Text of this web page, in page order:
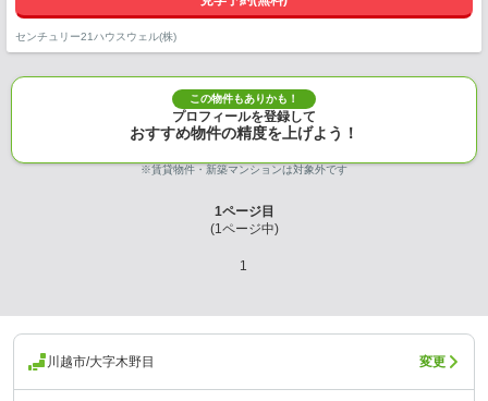
センチュリー21ハウスウェル(株)
この物件もありかも！
プロフィールを登録して
おすすめ物件の精度を上げよう！
※賃貸物件・新築マンションは対象外です
1ページ目
(1ページ中)
1
川越市/大字木野目 変更